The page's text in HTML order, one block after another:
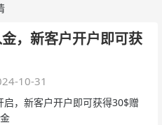
，新客户开户即可获
10-31
，新客户开户即可获得30$赠
金